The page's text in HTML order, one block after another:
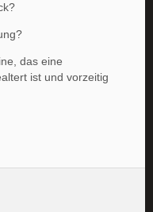
das eine
ist und vorzeitig